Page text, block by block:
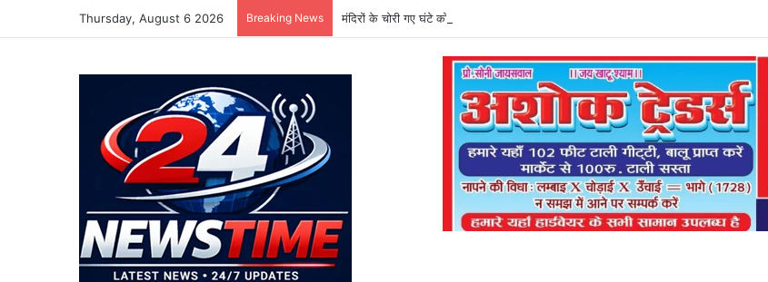
Thursday, August 6 2026 Breaking News मंदिरों के चोरी गए घंटे को बलुआ पुलिस ने किया बरामद, चोर गिरफ्तार